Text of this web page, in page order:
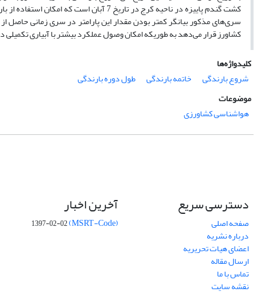
کشت گندم پاییزه در ناحیه کرج در تاریخ
سری‌های مذکور بیانگر کمتر بودن مقدار این پارامتر در سری زمانی حاصل
کشاورز قرار می‌دهد به طوریکه امکان وصول عملکرد بیشتر با آبیاری
کلیدواژه‌ها
شروع بارندگی
خاتمه بارندگی
طول دوره بارندگی
موضوعات
هواشناسی کشاورزی
دسترسی سریع
صفحه اصلی
درباره نشریه
اعضای هیات تحریریه
ارسال مقاله
تماس با ما
نقشه سایت
آخرین اخبار
(MSRT-Code)
1397-02-02